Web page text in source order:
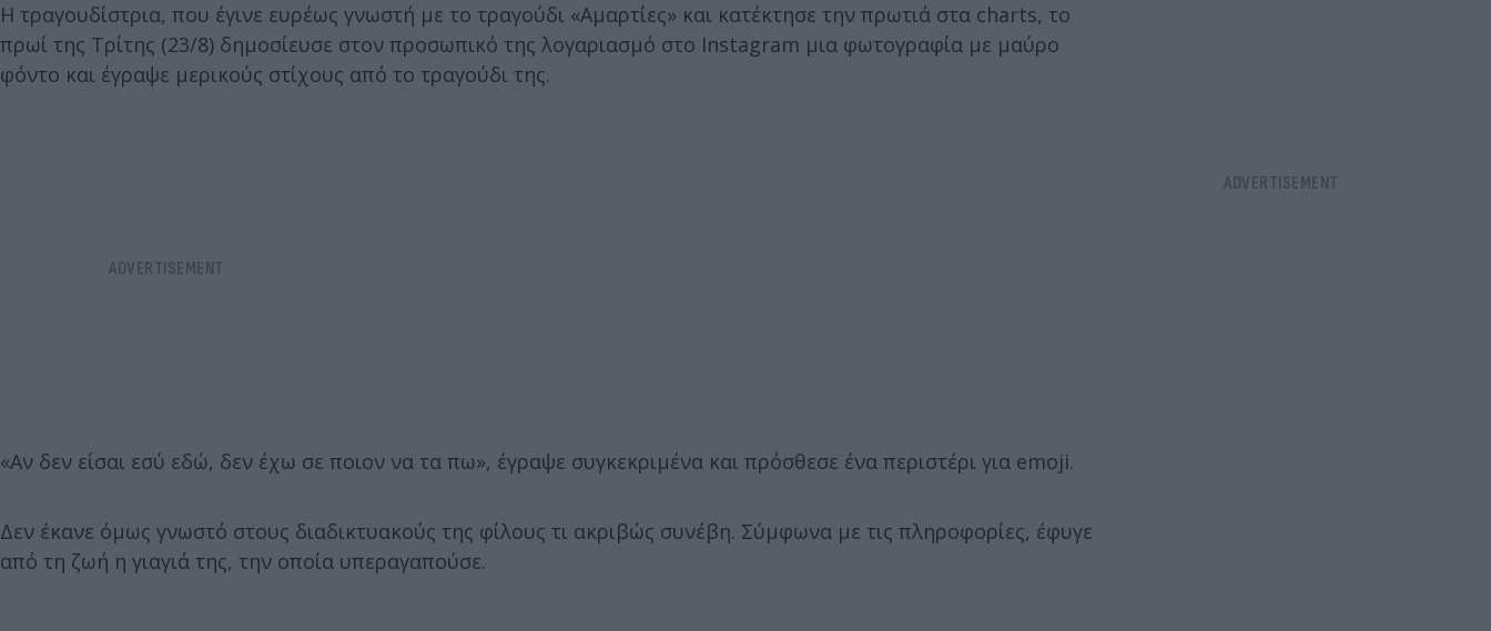
Η τραγουδίστρια, που έγινε ευρέως γνωστή με το τραγούδι «Αμαρτίες» και κατέκτησε την πρωτιά στα charts, το
πρωί της Τρίτης (23/8) δημοσίευσε στον προσωπικό της λογαριασμό στο Instagram μια φωτογραφία με μαύρο
φόντο και έγραψε μερικούς στίχους από το τραγούδι της.
«Αν δεν είσαι εσύ εδώ, δεν έχω σε ποιον να τα πω», έγραψε συγκεκριμένα και πρόσθεσε ένα περιστέρι για emoji.
Δεν έκανε όμως γνωστό στους διαδικτυακούς της φίλους τι ακριβώς συνέβη. Σύμφωνα με τις πληροφορίες, έφυγε
από τη ζωή η γιαγιά της, την οποία υπεραγαπούσε.